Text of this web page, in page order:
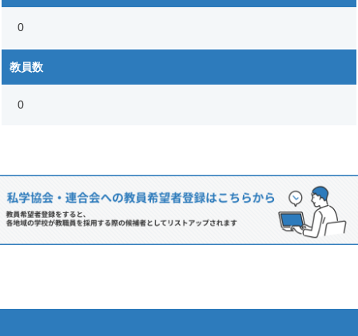
0
教員数
0